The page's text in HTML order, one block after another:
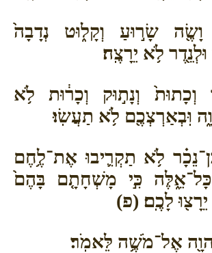
וָשֶׂ֖ה שָׂר֣וּעַ וְקָל֑וּט נְדָבָה֙
לֹ֥א יֵרָצֶֽה׃
וְכָתוּת֙ וְנָת֣וּק וְכָר֔וּת לֹ֥א
וּֽבְאַרְצְכֶ֖ם לֹ֥א תַעֲשֽׂוּ׃
לֹ֥א תַקְרִ֛יבוּ אֶת־לֶ֥חֶם
כִּ֣י מָשְׁחָתָ֤ם בָּהֶם֙
לָכֶֽם׃ (פ)
אֶל־מֹשֶׁ֥ה לֵּאמֹֽר׃